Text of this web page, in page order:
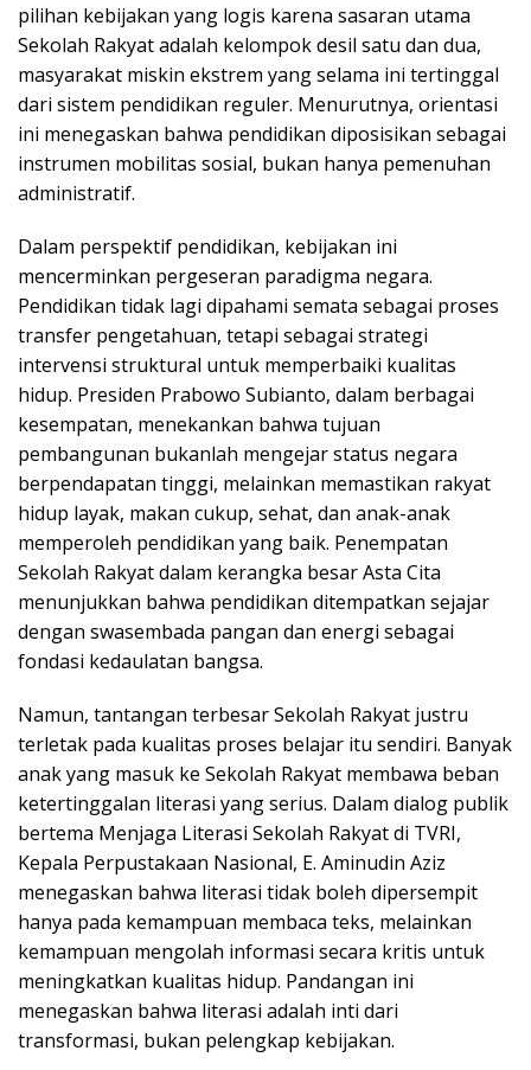
pilihan kebijakan yang logis karena sasaran utama
Sekolah Rakyat adalah kelompok desil satu dan dua,
masyarakat miskin ekstrem yang selama ini tertinggal
dari sistem pendidikan reguler. Menurutnya, orientasi
ini menegaskan bahwa pendidikan diposisikan sebagai
instrumen mobilitas sosial, bukan hanya pemenuhan
administratif.
Dalam perspektif pendidikan, kebijakan ini
mencerminkan pergeseran paradigma negara.
Pendidikan tidak lagi dipahami semata sebagai proses
transfer pengetahuan, tetapi sebagai strategi
intervensi struktural untuk memperbaiki kualitas
hidup. Presiden Prabowo Subianto, dalam berbagai
kesempatan, menekankan bahwa tujuan
pembangunan bukanlah mengejar status negara
berpendapatan tinggi, melainkan memastikan rakyat
hidup layak, makan cukup, sehat, dan anak-anak
memperoleh pendidikan yang baik. Penempatan
Sekolah Rakyat dalam kerangka besar Asta Cita
menunjukkan bahwa pendidikan ditempatkan sejajar
dengan swasembada pangan dan energi sebagai
fondasi kedaulatan bangsa.
Namun, tantangan terbesar Sekolah Rakyat justru
terletak pada kualitas proses belajar itu sendiri. Banyak
anak yang masuk ke Sekolah Rakyat membawa beban
ketertinggalan literasi yang serius. Dalam dialog publik
bertema Menjaga Literasi Sekolah Rakyat di TVRI,
Kepala Perpustakaan Nasional, E. Aminudin Aziz
menegaskan bahwa literasi tidak boleh dipersempit
hanya pada kemampuan membaca teks, melainkan
kemampuan mengolah informasi secara kritis untuk
meningkatkan kualitas hidup. Pandangan ini
menegaskan bahwa literasi adalah inti dari
transformasi, bukan pelengkap kebijakan.